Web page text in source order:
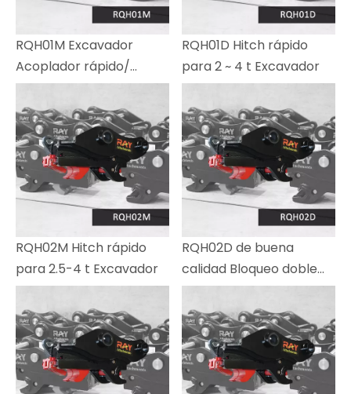
RQH01M Excavador
Acoplador rápido/
enganche
RQH01D Hitch rápido
para 2 ~ 4 t Excavador
RQH02M Hitch rápido
para 2.5-4 t Excavador
RQH02D de buena
calidad Bloqueo doble
Hitch Safe para
contactar a la Tierra
para la excavadora